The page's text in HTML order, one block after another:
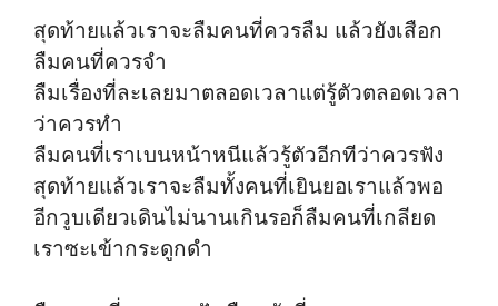
สุดท้ายแล้วเราจะลืมคนที่ควรลืม แล้วยังเสือก
ลืมคนที่ควรจำ
ลืมเรื่องที่ละเลยมาตลอดเวลาแต่รู้ตัวตลอดเวลา
ว่าควรทำ
ลืมคนที่เราเบนหน้าหนีแล้วรู้ตัวอีกทีว่าควรฟัง
สุดท้ายแล้วเราจะลืมทั้งคนที่เยินยอเราแล้วพอ
อีกวูบเดียวเดินไม่นานเกินรอก็ลืมคนที่เกลียด
เราซะเข้ากระดูกดำ